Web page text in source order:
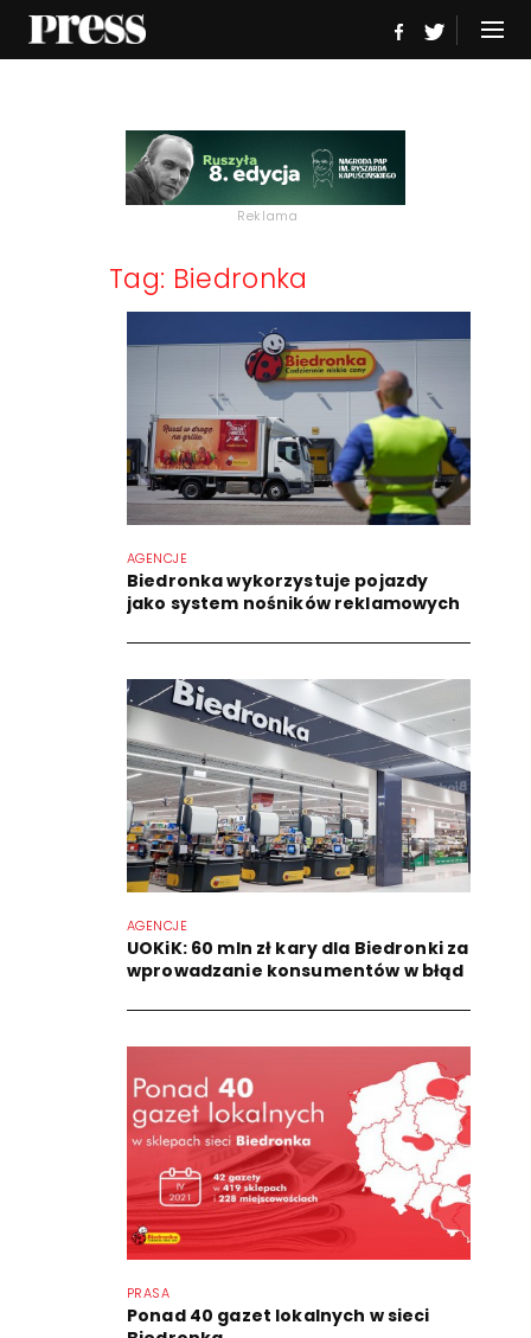
Reklama
Tag: Biedronka
AGENCJE
Biedronka wykorzystuje pojazdy
jako system nośników reklamowych
AGENCJE
UOKiK: 60 mln zł kary dla Biedronki za
wprowadzanie konsumentów w błąd
PRASA
Ponad 40 gazet lokalnych w sieci